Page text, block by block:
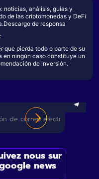
noticias, análisis, guías y
de las criptomonedas y DeFi
de responsa
que pierda todo o parte de su
en ningún caso constituye un
de inversión.
nous sur
news